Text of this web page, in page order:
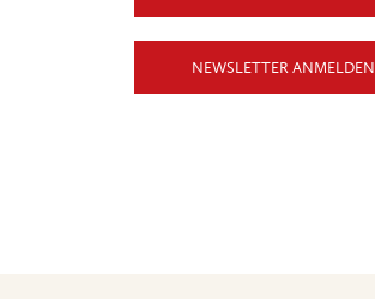
NEWSLETTER ANMELDEN